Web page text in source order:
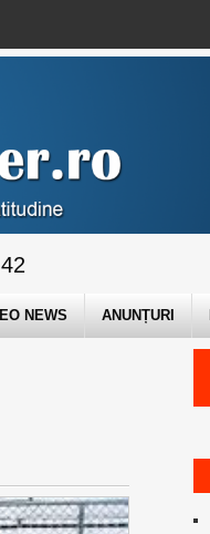
NEWS ANUNȚURI